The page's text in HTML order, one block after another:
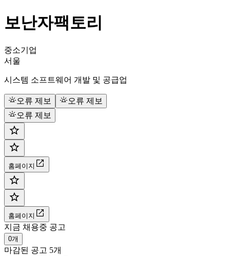
보난자팩토리
중소기업
서울
시스템 소프트웨어 개발 및 공급업
오류 제보
오류 제보
오류 제보
홈페이지
홈페이지
지금 채용중 공고
0개
마감된 공고 5개